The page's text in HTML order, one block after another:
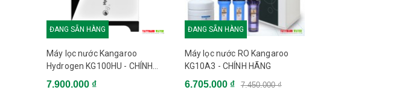
Lõi số 1 (PP5µ): loại bỏ các chất huyền phù, rỉ sét, bùn đất, các vật thể trôi nổi
micron. Thời gian thay thế 3-6 tháng/lần tùy theo nguồn nước.
tháng/lần tùy theo nguồn nước.
ĐANG SẴN HÀNG
Máy lọc nước Kangaroo
Hydrogen KG100HU - CHÍNH
HÃNG
7.900.000 ₫
ĐANG SẴN HÀNG
Máy lọc nước RO Kangaroo
KG10A3 - CHÍNH HÃNG
6.705.000 ₫ 7.450.000 ₫